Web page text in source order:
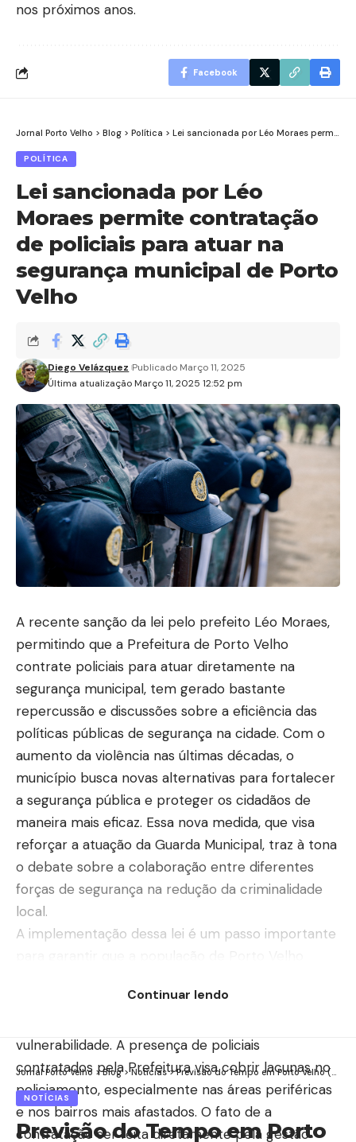
nos próximos anos.
Facebook
Jornal Porto Velho > Blog > Política > Lei sancionada por Léo Moraes permite contratação de policiais para atuar na segurança municipal de Porto Velho
POLÍTICA
Lei sancionada por Léo
Moraes permite contratação
de policiais para atuar na
segurança municipal de Porto
Velho
Última atualização Março 11, 2025 12:52 pm
Diego Velázquez Publicado Março 11, 2025
A recente sanção da lei pelo prefeito Léo Moraes,
permitindo que a Prefeitura de Porto Velho
contrate policiais para atuar diretamente na
segurança municipal, tem gerado bastante
repercussão e discussões sobre a eficiência das
políticas públicas de segurança na cidade. Com o
aumento da violência nas últimas décadas, o
município busca novas alternativas para fortalecer
a segurança pública e proteger os cidadãos de
maneira mais eficaz. Essa nova medida, que visa
reforçar a atuação da Guarda Municipal, traz à tona
o debate sobre a colaboração entre diferentes
forças de segurança na redução da criminalidade
local.
A implementação dessa lei é um passo importante
efetivo policial poderá atuar de forma mais
vulnerabilidade. A presença de policiais
contratados pela Prefeitura visa cobrir lacunas no
policiamento, especialmente nas áreas periféricas
e nos bairros mais afastados. O fato de a
contratação ser feita diretamente pela gestão
Continuar lendo
Jornal Porto Velho >Blog>Notícias>Previsão do Tempo em Porto Velho (RO): Chuva e Temperaturas Variáveis para o Dia 11 de Março
NOTÍCIAS
Previsão do Tempo em Porto